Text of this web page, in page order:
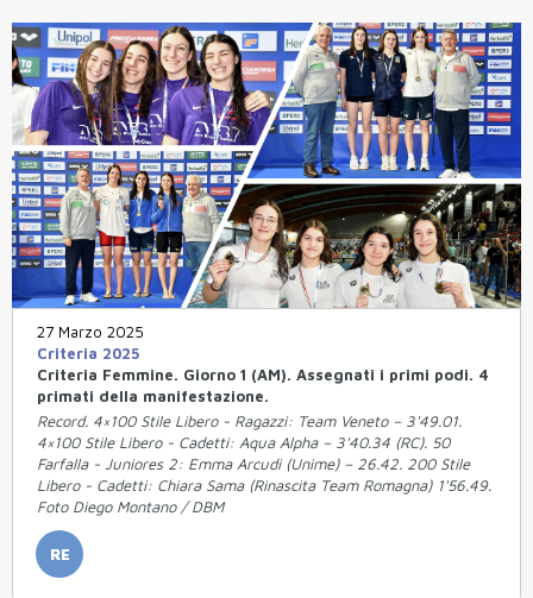
27 Marzo 2025
Criteria 2025
Criteria Femmine. Giorno 1 (AM). Assegnati i primi podi. 4
primati della manifestazione.
Record. 4×100 Stile Libero - Ragazzi: Team Veneto – 3'49.01.
4×100 Stile Libero - Cadetti: Aqua Alpha – 3'40.34 (RC). 50
Farfalla - Juniores 2: Emma Arcudi (Unime) – 26.42. 200 Stile
Libero - Cadetti: Chiara Sama (Rinascita Team Romagna) 1'56.49.
Foto Diego Montano / DBM
RE